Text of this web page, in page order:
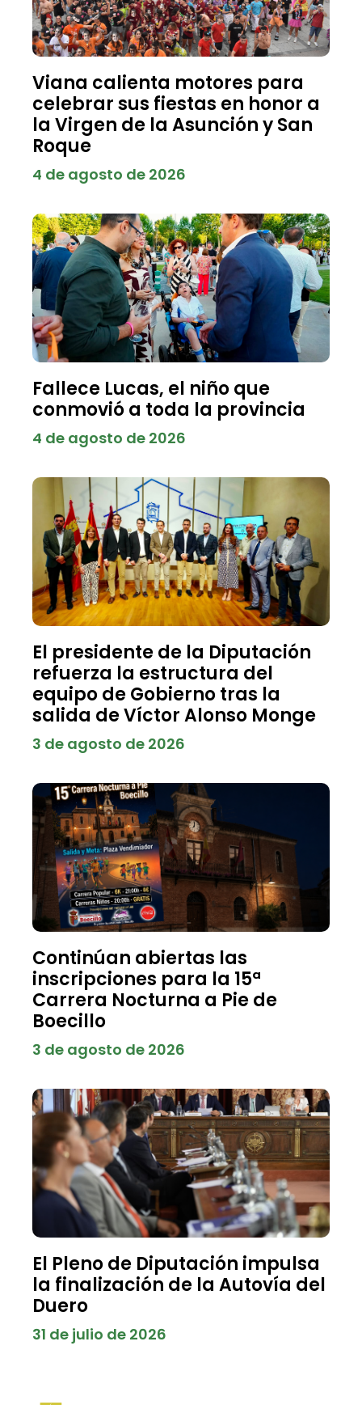
Viana calienta motores para
celebrar sus fiestas en honor a
la Virgen de la Asunción y San
Roque
4 de agosto de 2026
Fallece Lucas, el niño que
conmovió a toda la provincia
4 de agosto de 2026
El presidente de la Diputación
refuerza la estructura del
equipo de Gobierno tras la
salida de Víctor Alonso Monge
3 de agosto de 2026
Continúan abiertas las
inscripciones para la 15ª
Carrera Nocturna a Pie de
Boecillo
3 de agosto de 2026
El Pleno de Diputación impulsa
la finalización de la Autovía del
Duero
31 de julio de 2026